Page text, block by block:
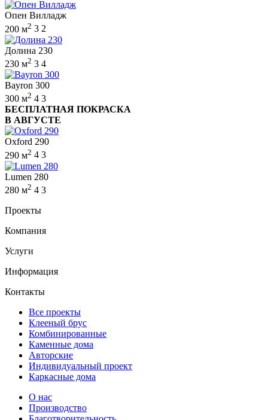
Опен Вилладж
200 м2 3 2
Долина 230
230 м2 3 4
Bayron 300
300 м2 4 3
БЕСПЛАТНАЯ ПОКРАСКА
В АВГУСТЕ
Oxford 290
290 м2 4 3
Lumen 280
280 м2 4 3
Проекты
Компания
Услуги
Информация
Контакты
Все проекты
Клееный брус
Комбинированные
Каменные дома
Авторские
Индивидуальный проект
Каркасные дома
О нас
Производство